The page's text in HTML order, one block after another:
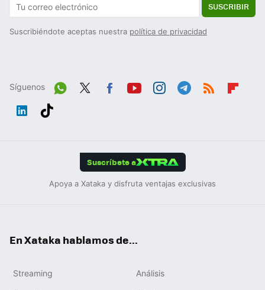
SUSCRIBIR
Suscribiéndote aceptas nuestra política de privacidad
Síguenos
Wh
Suscríbete a
Apoya a Xataka y disfruta ventajas exclusivas
En Xataka hablamos de...
Streaming Análisis